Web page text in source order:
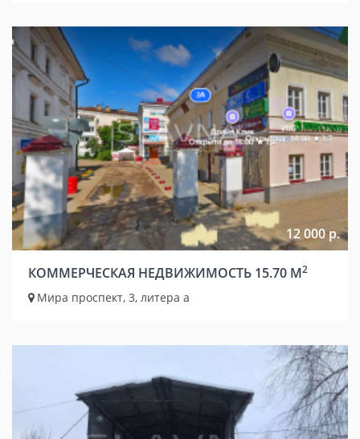
12 000 р.
КОММЕРЧЕСКАЯ НЕДВИЖИМОСТЬ 15.70 М2
Мира проспект, 3, литера а